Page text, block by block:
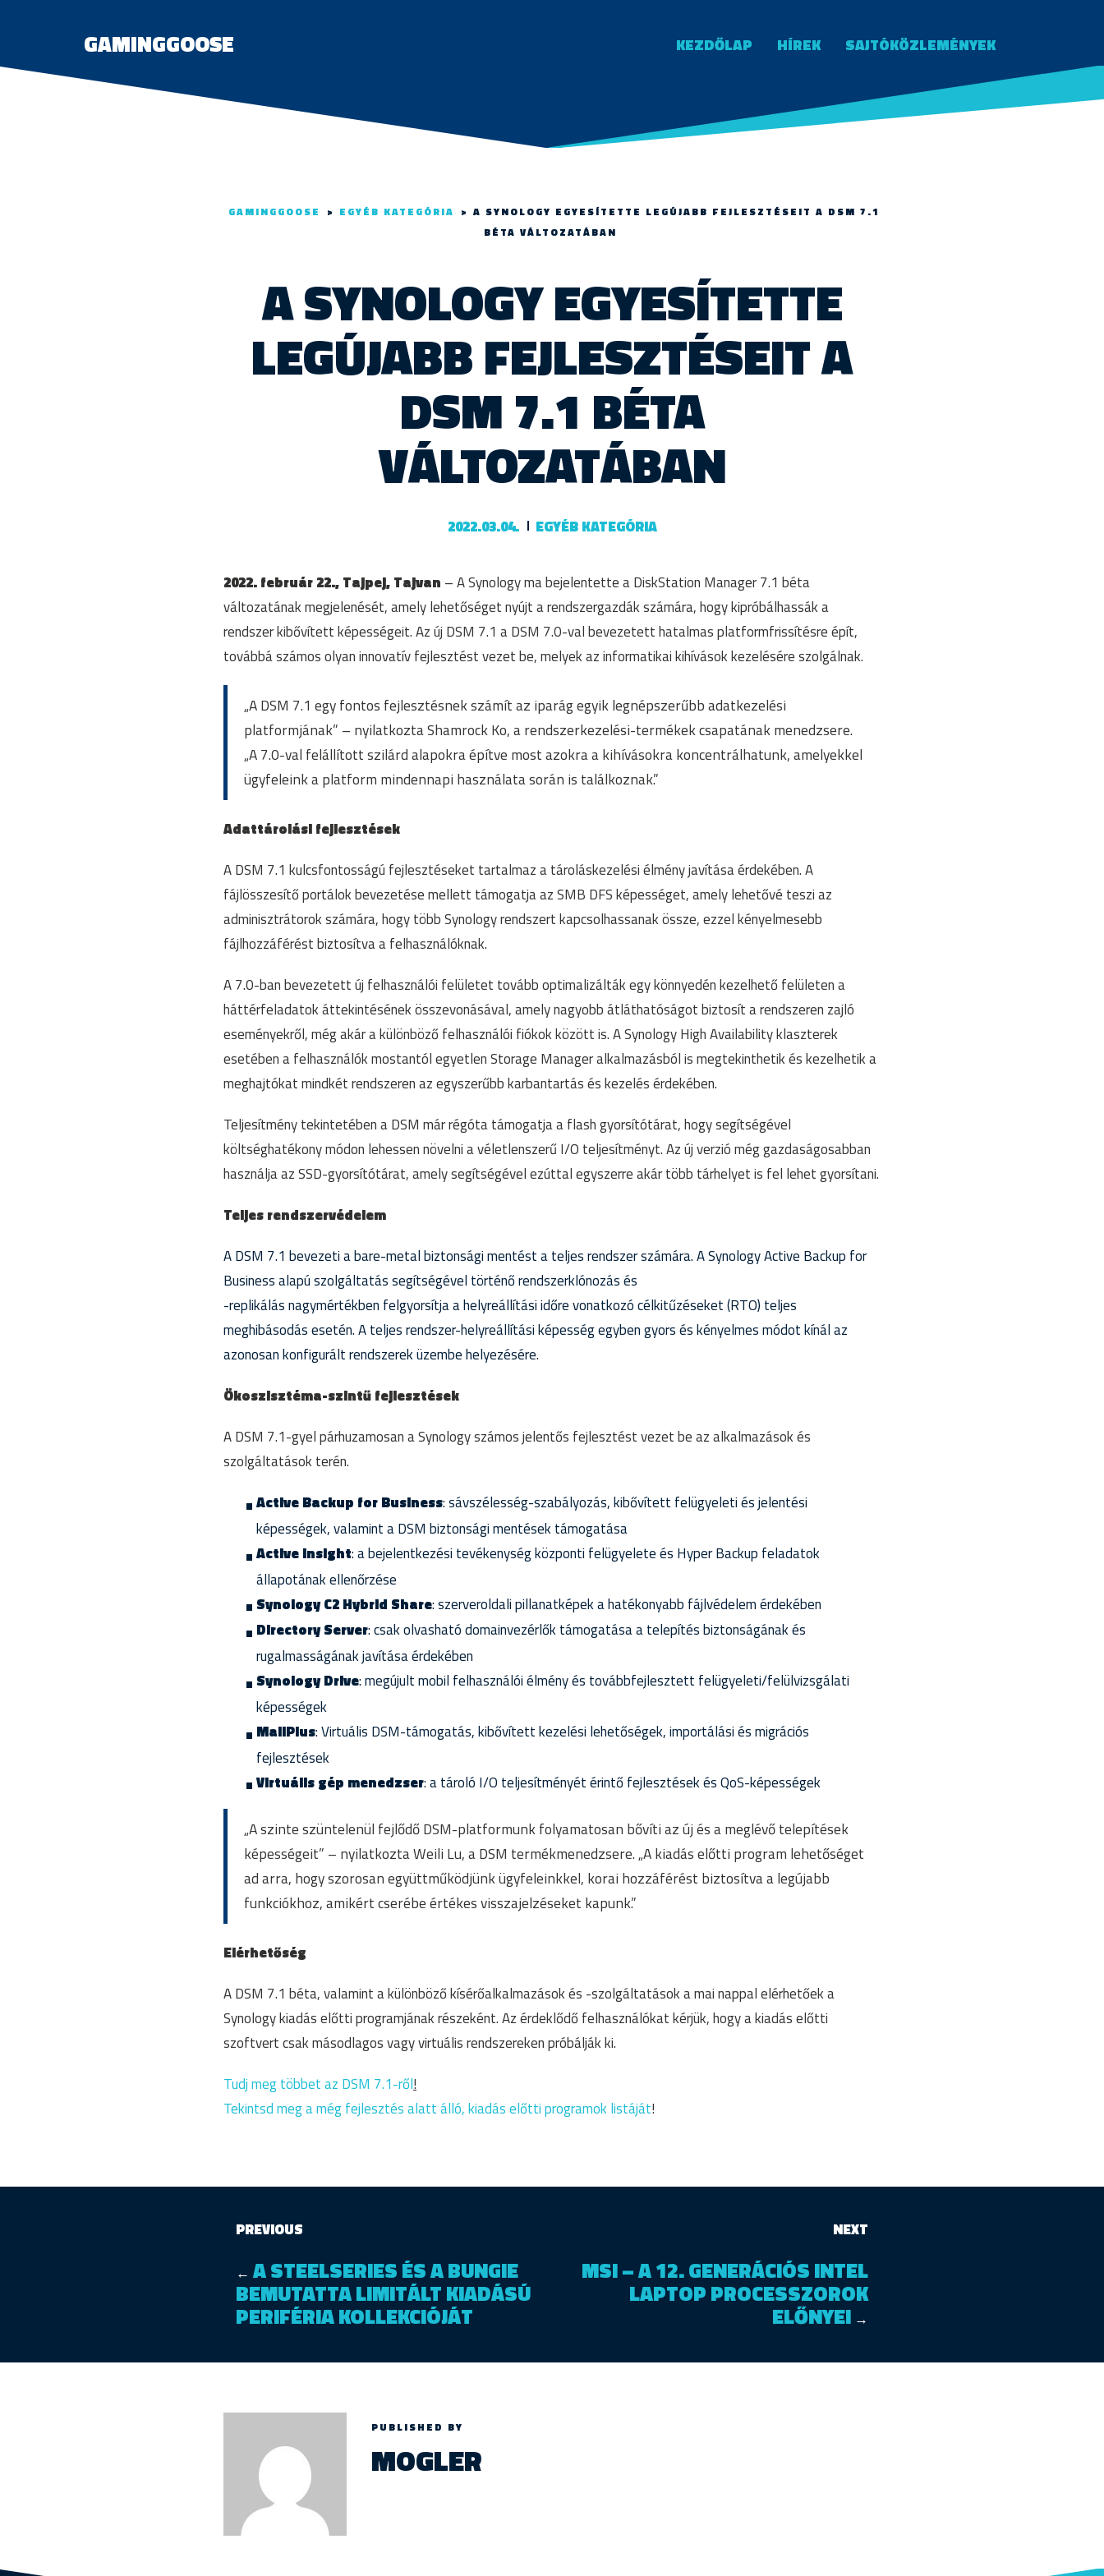
GAMINGGOOSE KEZDŐLAP HÍREK SAJTÓKÖZLEMÉNYEK
GAMINGGOOSE > EGYÉB KATEGÓRIA > A SYNOLOGY EGYESÍTETTE LEGÚJABB FEJLESZTÉSEIT A DSM 7.1
BÉTA VÁLTOZATÁBAN
A SYNOLOGY EGYESÍTETTE
LEGÚJABB FEJLESZTÉSEIT A
DSM 7.1 BÉTA
VÁLTOZATÁBAN
2022.03.04. EGYÉB KATEGÓRIA
2022. február 22., Tajpej, Tajvan – A Synology ma bejelentette a DiskStation Manager 7.1 béta
változatának megjelenését, amely lehetőséget nyújt a rendszergazdák számára, hogy kipróbálhassák a
rendszer kibővített képességeit. Az új DSM 7.1 a DSM 7.0-val bevezetett hatalmas platformfrissítésre épít,
továbbá számos olyan innovatív fejlesztést vezet be, melyek az informatikai kihívások kezelésére szolgálnak.
„A DSM 7.1 egy fontos fejlesztésnek számít az iparág egyik legnépszerűbb adatkezelési
platformjának” – nyilatkozta Shamrock Ko, a rendszerkezelési-termékek csapatának menedzsere.
„A 7.0-val felállított szilárd alapokra építve most azokra a kihívásokra koncentrálhatunk, amelyekkel
ügyfeleink a platform mindennapi használata során is találkoznak.”
Adattárolási fejlesztések
A DSM 7.1 kulcsfontosságú fejlesztéseket tartalmaz a tároláskezelési élmény javítása érdekében. A
fájlösszesítő portálok bevezetése mellett támogatja az SMB DFS képességet, amely lehetővé teszi az
adminisztrátorok számára, hogy több Synology rendszert kapcsolhassanak össze, ezzel kényelmesebb
fájlhozzáférést biztosítva a felhasználóknak.
A 7.0-ban bevezetett új felhasználói felületet tovább optimalizálták egy könnyedén kezelhető felületen a
háttérfeladatok áttekintésének összevonásával, amely nagyobb átláthatóságot biztosít a rendszeren zajló
eseményekről, még akár a különböző felhasználói fiókok között is. A Synology High Availability klaszterek
esetében a felhasználók mostantól egyetlen Storage Manager alkalmazásból is megtekinthetik és kezelhetik a
meghajtókat mindkét rendszeren az egyszerűbb karbantartás és kezelés érdekében.
Teljesítmény tekintetében a DSM már régóta támogatja a flash gyorsítótárat, hogy segítségével
költséghatékony módon lehessen növelni a véletlenszerű I/O teljesítményt. Az új verzió még gazdaságosabban
használja az SSD-gyorsítótárat, amely segítségével ezúttal egyszerre akár több tárhelyet is fel lehet gyorsítani.
Teljes rendszervédelem
A DSM 7.1 bevezeti a bare-metal biztonsági mentést a teljes rendszer számára. A Synology Active Backup for
Business alapú szolgáltatás segítségével történő rendszerklónozás és
-replikálás nagymértékben felgyorsítja a helyreállítási időre vonatkozó célkitűzéseket (RTO) teljes
meghibásodás esetén. A teljes rendszer-helyreállítási képesség egyben gyors és kényelmes módot kínál az
azonosan konfigurált rendszerek üzembe helyezésére.
Ökoszisztéma-szintű fejlesztések
A DSM 7.1-gyel párhuzamosan a Synology számos jelentős fejlesztést vezet be az alkalmazások és
szolgáltatások terén.
Active Backup for Business: sávszélesség-szabályozás, kibővített felügyeleti és jelentési
képességek, valamint a DSM biztonsági mentések támogatása
Active Insight: a bejelentkezési tevékenység központi felügyelete és Hyper Backup feladatok
állapotának ellenőrzése
Synology C2 Hybrid Share: szerveroldali pillanatképek a hatékonyabb fájlvédelem érdekében
Directory Server: csak olvasható domainvezérlők támogatása a telepítés biztonságának és
rugalmasságának javítása érdekében
Synology Drive: megújult mobil felhasználói élmény és továbbfejlesztett felügyeleti/felülvizsgálati
képességek
MailPlus: Virtuális DSM-támogatás, kibővített kezelési lehetőségek, importálási és migrációs
fejlesztések
Virtuális gép menedzser: a tároló I/O teljesítményét érintő fejlesztések és QoS-képességek
„A szinte szüntelenül fejlődő DSM-platformunk folyamatosan bővíti az új és a meglévő telepítések
képességeit” – nyilatkozta Weili Lu, a DSM termékmenedzsere. „A kiadás előtti program lehetőséget
ad arra, hogy szorosan együttműködjünk ügyfeleinkkel, korai hozzáférést biztosítva a legújabb
funkciókhoz, amikért cserébe értékes visszajelzéseket kapunk.”
Elérhetőség
A DSM 7.1 béta, valamint a különböző kísérőalkalmazások és -szolgáltatások a mai nappal elérhetőek a
Synology kiadás előtti programjának részeként. Az érdeklődő felhasználókat kérjük, hogy a kiadás előtti
szoftvert csak másodlagos vagy virtuális rendszereken próbálják ki.
Tudj meg többet az DSM 7.1-ről!
Tekintsd meg a még fejlesztés alatt álló, kiadás előtti programok listáját!
PREVIOUS
← A STEELSERIES ÉS A BUNGIE
BEMUTATTA LIMITÁLT KIADÁSÚ
PERIFÉRIA KOLLEKCIÓJÁT
NEXT
MSI – A 12. GENERÁCIÓS INTEL
LAPTOP PROCESSZOROK
ELŐNYEI →
PUBLISHED BY
MOGLER